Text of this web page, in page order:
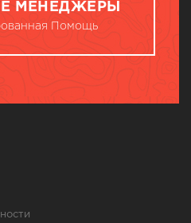
МЕНЕДЖЕРЫ
Помощь